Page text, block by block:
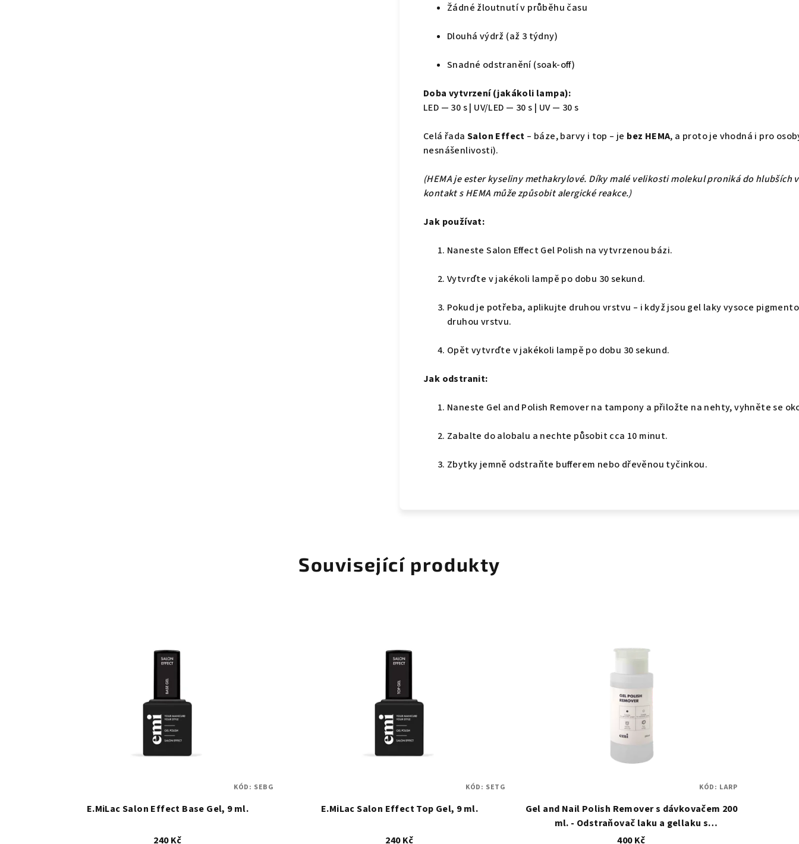
Žádné žloutnutí v průběhu času
Dlouhá výdrž (až 3 týdny)
Snadné odstranění (soak-off)
Doba vytvrzení (jakákoli lampa):
LED — 30 s | UV/LED — 30 s | UV — 30 s
Celá řada Salon Effect – báze, barvy i top – je bez HEMA, a proto je vhodná i pro
nesnášenlivosti).
(HEMA je ester kyseliny methakrylové. Díky malé velikosti molekul proniká do
kontakt s HEMA může způsobit alergické reakce.)
Jak používat:
Naneste Salon Effect Gel Polish na vytvrzenou bázi.
Vytvrďte v jakékoli lampě po dobu 30 sekund.
Pokud je potřeba, aplikujte druhou vrstvu – i když jsou gel laky vysoce
druhou vrstvu.
Opět vytvrďte v jakékoli lampě po dobu 30 sekund.
Jak odstranit:
Naneste Gel and Polish Remover na tampony a přiložte na nehty, vyhněte se
Zabalte do alobalu a nechte působit cca 10 minut.
Zbytky jemně odstraňte bufferem nebo dřevěnou tyčinkou.
Související produkty
E.MiLac Salon Effect Base Gel, 9 ml.
240 Kč
KÓD: SEBG
E.MiLac Salon Effect Top Gel, 9 ml.
240 Kč
KÓD: SETG
Gel and Nail Polish Remover s dávkovačem 200
ml. - Odstraňovač laku a gellaku s
dávkovačem
400 Kč
KÓD: LARP